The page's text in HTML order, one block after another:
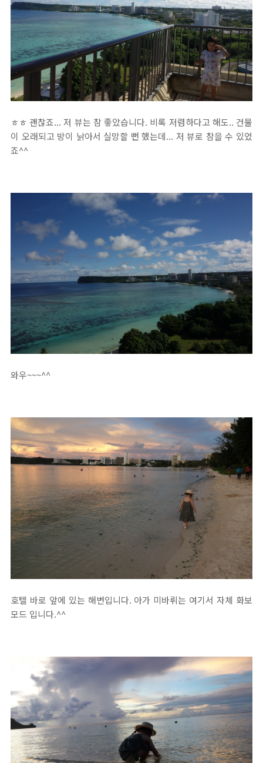
ㅎㅎ 괜찮죠... 저 뷰는 참 좋았습니다. 비록 저렴하다고 해도.. 건물
이 오래되고 방이 낡아서 실망할 뻔 했는데... 저 뷰로 참을 수 있었
죠^^
와우~~~^^
호텔 바로 앞에 있는 해변입니다. 아가 미바뤼는 여기서 자체 화보
모드 입니다.^^